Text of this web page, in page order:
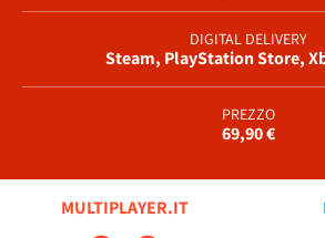
DIGITAL DELIVERY
Steam, PlayStation Store,
PREZZO
69,90 €
MULTIPLAYER.IT